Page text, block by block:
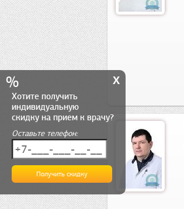
% x
Хотите получить
индивидуальную
скидку на прием к врачу?
Оставьте телефон: